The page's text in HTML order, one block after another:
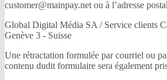
customer@mainpay.net ou à l’adresse
Global Digital Média SA / Service clients
Genève 3 - Suisse
Une rétractation formulée par courriel ou
contenu dudit formulaire sera également